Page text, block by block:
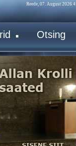
Reede, 07. August 2026
Otsing